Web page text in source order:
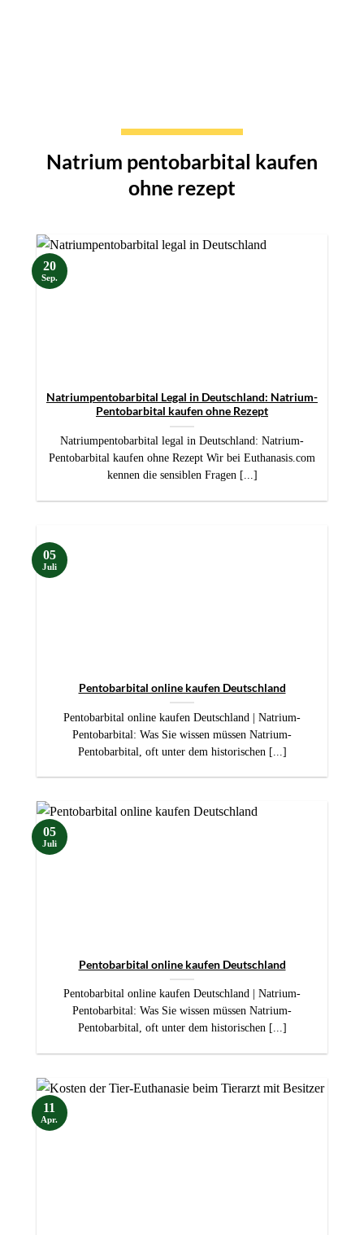
Natrium pentobarbital kaufen
ohne rezept
Natriumpentobarbital Legal in Deutschland: Natrium-
Pentobarbital kaufen ohne Rezept
Natriumpentobarbital legal in Deutschland: Natrium-
Pentobarbital kaufen ohne Rezept Wir bei Euthanasis.com
kennen die sensiblen Fragen [...]
20
Sep.
Pentobarbital online kaufen Deutschland
Pentobarbital online kaufen Deutschland | Natrium-
Pentobarbital: Was Sie wissen müssen Natrium-
Pentobarbital, oft unter dem historischen [...]
05
Juli
Pentobarbital online kaufen Deutschland
Pentobarbital online kaufen Deutschland | Natrium-
Pentobarbital: Was Sie wissen müssen Natrium-
Pentobarbital, oft unter dem historischen [...]
05
Juli
11
Apr.